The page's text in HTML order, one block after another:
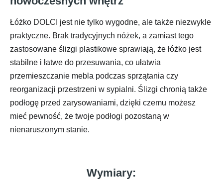
Łóżko DOLCI jest nie tylko wygodne, ale także niezwykle
praktyczne. Brak tradycyjnych nóżek, a zamiast tego
zastosowane ślizgi plastikowe sprawiają, że łóżko jest
stabilne i łatwe do przesuwania, co ułatwia
przemieszczanie mebla podczas sprzątania czy
reorganizacji przestrzeni w sypialni. Ślizgi chronią także
podłogę przed zarysowaniami, dzięki czemu możesz
mieć pewność, że twoje podłogi pozostaną w
nienaruszonym stanie.
Wymiary: